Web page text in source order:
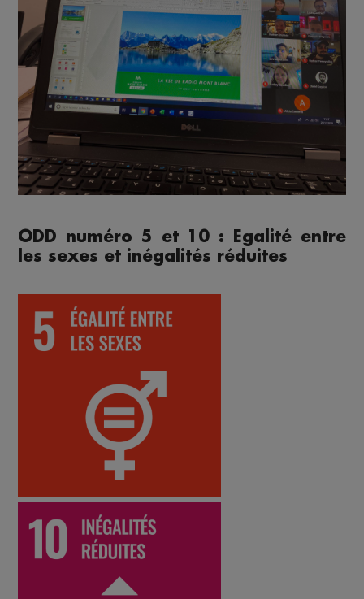
ODD numéro 5 et 10 : Egalité entre
les sexes et inégalités réduites